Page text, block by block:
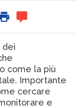
dei
come la più
Importante
cercare
e